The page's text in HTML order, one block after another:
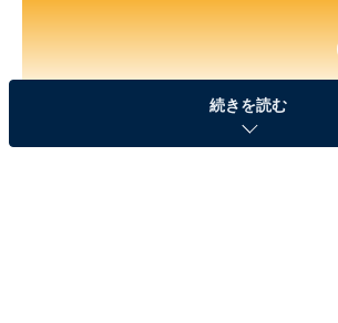
※本記事で紹介している商品の購入やサービスの利
続きを読む